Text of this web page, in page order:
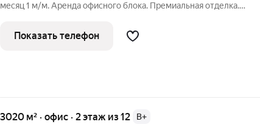
месяц 1 м/м. Аренда офисного блока. Премиальная отделка.
внутренний двор. Отдельный вход. Помещение с премиальной
отделкой под
Показать телефон
3020 м² · офис · 2 этаж из 12
B+